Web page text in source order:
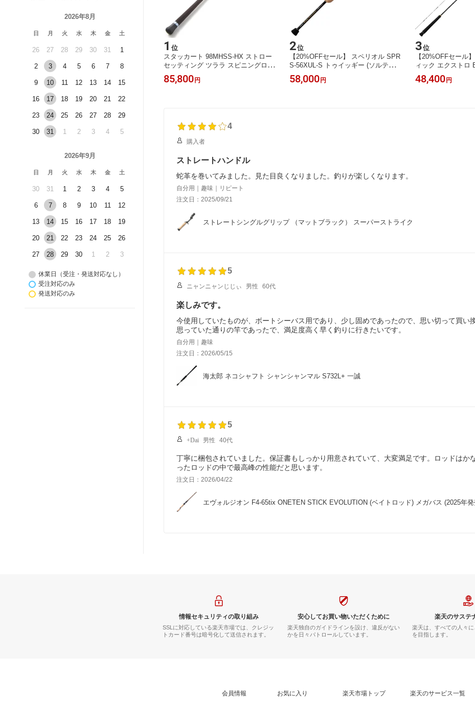
2026年8月
日 月 火 水 木 金 土
26 27 28 29 30 31 1
2 3 4 5 6 7 8
9 10 11 12 13 14 15
16 17 18 19 20 21 22
23 24 25 26 27 28 29
30 31 1 2 3 4 5
2026年9月
日 月 火 水 木 金 土
30 31 1 2 3 4 5
6 7 8 9 10 11 12
13 14 15 16 17 18 19
20 21 22 23 24 25 26
27 28 29 30 1 2 3
休業日（受注・発送対応なし）
受注対応のみ
発送対応のみ
5
位
40,500
1 位
スタッカート 98MHSS-HX ストロー
セッティング ツララ スピニングロッ
ド
85,800 円
2位
【20%OFFセール】 スペリオル SPR
S-56XUL-S トゥイッギー (ソルティセ
ンセーション) エバーグリーン
58,000 円
3位
【20%OFFセール
ィック エクストロ
カル (EXTRO)
48,400 円
4
購入者
ストレートハンドル
蛇革を巻いてみました。見た目良くなりました。釣りが楽しくなります。
自分用｜趣味｜リピート
注文日：2025/09/21
ストレートシングルグリップ （マットブラック） スーパーストライク
5
ニャンニャンじじぃ 男性 60代
楽しみです。
今使用していたものが、ボートシーバス用であり、少し固めであったので、思い切って買い
思っていた通りの竿であったで、満足度高く早く釣りに行きたいです。
自分用｜趣味
注文日：2026/05/15
海太郎 ネコシャフト シャンシャンマル S732L+ 一誠
5
+Dai 男性 40代
丁寧に梱包されていました。保証書もしっかり用意されていて、大変満足です。ロッドはか
ったロッドの中で最高峰の性能だと思います。
注文日：2026/04/22
エヴォルジオン F4-65tix ONETEN STICK EVOLUTION (ベイトロッド) メガバス (2025年
情報セキュリティの取り組み
SSLに対応している楽天市場では、クレジッ
トカード番号は暗号化して送信されます。
安心してお買い物いただくために
楽天独自のガイドラインを設け、違反がない
かを日々パトロールしています。
楽天のサステ
楽天は、すべての人々
を目指します。
会員情報 お気に入り 楽天市場トップ 楽天のサービス一覧